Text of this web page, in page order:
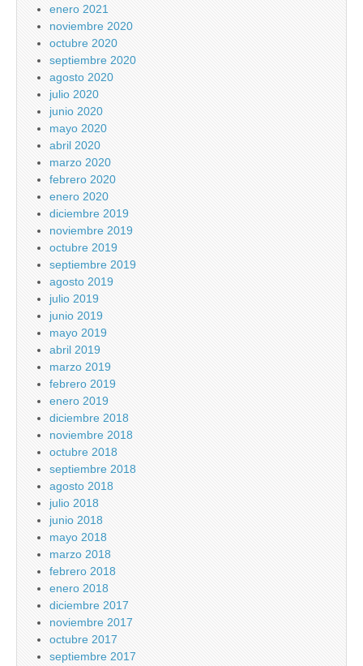
enero 2021
noviembre 2020
octubre 2020
septiembre 2020
agosto 2020
julio 2020
junio 2020
mayo 2020
abril 2020
marzo 2020
febrero 2020
enero 2020
diciembre 2019
noviembre 2019
octubre 2019
septiembre 2019
agosto 2019
julio 2019
junio 2019
mayo 2019
abril 2019
marzo 2019
febrero 2019
enero 2019
diciembre 2018
noviembre 2018
octubre 2018
septiembre 2018
agosto 2018
julio 2018
junio 2018
mayo 2018
marzo 2018
febrero 2018
enero 2018
diciembre 2017
noviembre 2017
octubre 2017
septiembre 2017